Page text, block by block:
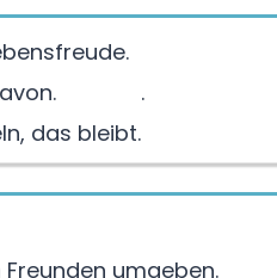
das bleibt.
.
umgeben.